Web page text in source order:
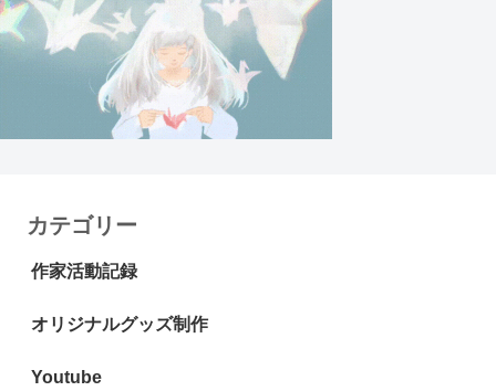
カテゴリー
作家活動記録
オリジナルグッズ制作
Youtube